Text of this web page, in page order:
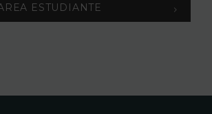
ESTUDIANTE